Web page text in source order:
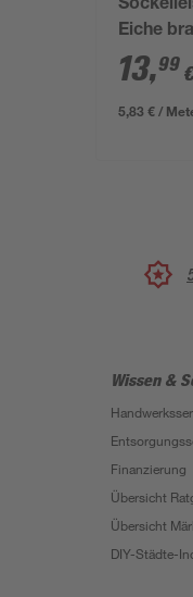
Eiche
x 14 mm
13,99
5,83 € /
Wissen &
Finanzierung
Übersicht
Übersicht
DIY-Städte-